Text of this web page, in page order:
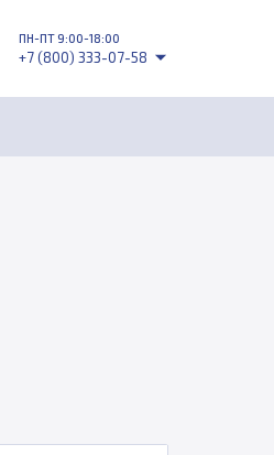
ПН-ПТ 9:00-18:00
+7 (800) 333-07-58